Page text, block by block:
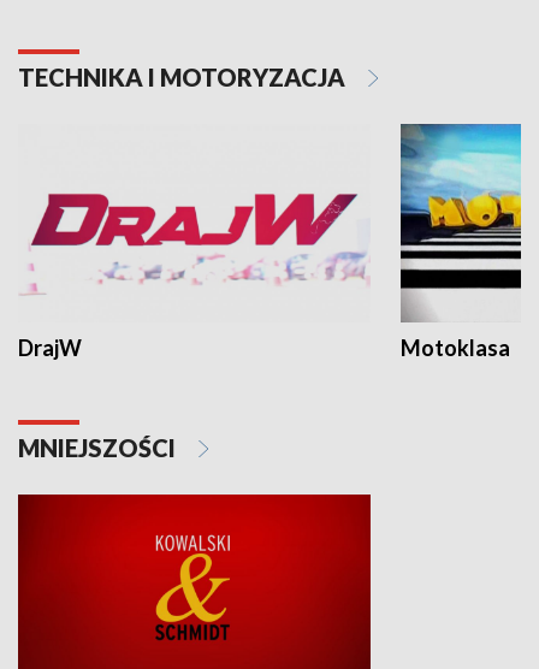
TECHNIKA I MOTORYZACJA
DrajW Motoklasa
MNIEJSZOŚCI